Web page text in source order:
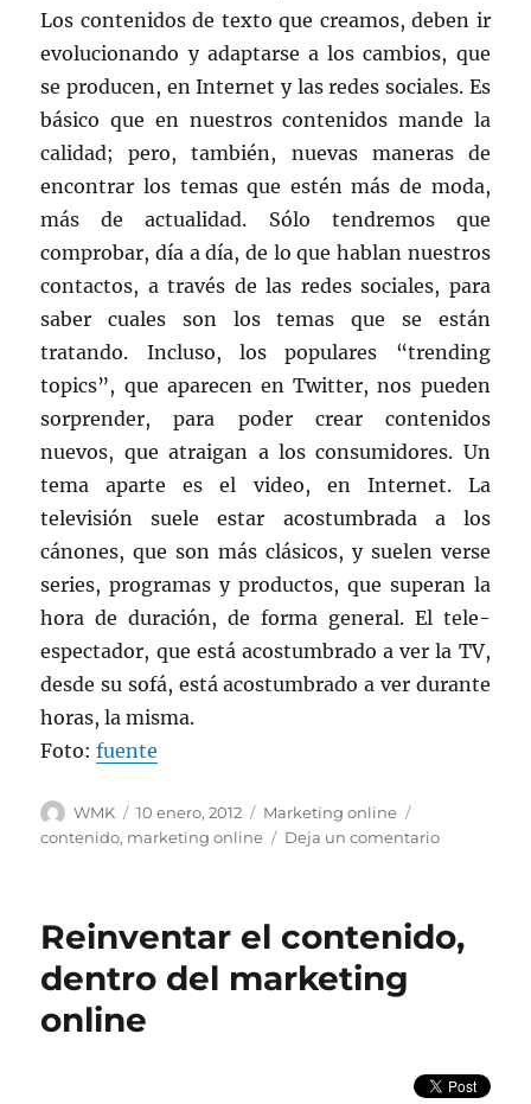
Los contenidos de texto que creamos, deben ir
evolucionando y adaptarse a los cambios, que
se producen, en Internet y las redes sociales. Es
básico que en nuestros contenidos mande la
calidad; pero, también, nuevas maneras de
encontrar los temas que estén más de moda,
más de actualidad. Sólo tendremos que
comprobar, día a día, de lo que hablan nuestros
contactos, a través de las redes sociales, para
saber cuales son los temas que se están
tratando. Incluso, los populares “trending
topics”, que aparecen en Twitter, nos pueden
sorprender, para poder crear contenidos
nuevos, que atraigan a los consumidores. Un
tema aparte es el video, en Internet. La
televisión suele estar acostumbrada a los
cánones, que son más clásicos, y suelen verse
series, programas y productos, que superan la
hora de duración, de forma general. El tele-
espectador, que está acostumbrado a ver la TV,
desde su sofá, está acostumbrado a ver durante
horas, la misma.
Foto:fuente
Autor
WMK
Publicado
el
10 enero, 2012 Categorías
Marketing online
contenido, marketing online Deja un comentarioen
dentro
del
Reinventar el contenido,
dentro del marketing
online